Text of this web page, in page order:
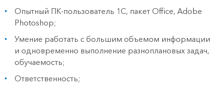
Опытный ПК-пользователь 1С, пакет Office, Adobe
Photoshop;
Умение работать с большим объемом информации
и одновременно выполнение разноплановых задач,
обучаемость;
Ответственность;